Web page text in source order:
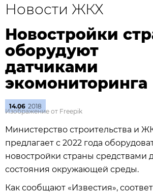
Новости ЖКХ
Новостройки
оборудуют
датчиками
экомониторинга
14.06 2018
Изображение от Freepik
Министерство строительства и
предлагает с 2022 года
новостройки страны средствами
состояния окружающей среды.
Как сообщают «Известия»,